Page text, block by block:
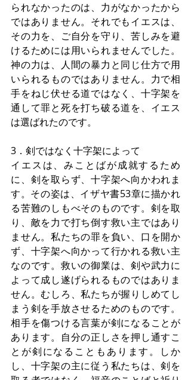
られなかったのは、力がなかったから
ではありません。それでもイエスは、
その力を、ご自分を守り、苦しみを避
けるためには用いられませんでした。
神の力は、人間の暴力と同じ仕方で用
いられるものではありません。力で相
手をねじ伏せる道ではなく、十字架を
通して罪と死を打ち破る道を、イエス
は選ばれたのです。
3．剣ではなく十字架によって
イエスは、みことばが成就するため
に、剣を取らず、十字架へ向かわれま
す。その姿は、イザヤ書53章に描かれ
る苦難のしもべそのものです。剣を取
り、敵を力で打ち倒す救い主ではあり
ません。私たちの罪を負い、口を開か
ず、十字架へ向かって行かれる救い主
なのです。救いの御業は、剣や武力に
よって成し遂げられるものではありま
せん。むしろ、私たちが握りしめてし
まう剣を手放させるためのものです。
相手を傷つける言葉が剣になることが
あります。自分の正しさを押し通すこ
とが剣になることもあります。しか
し、十字架の主に従う私たちは、剣を